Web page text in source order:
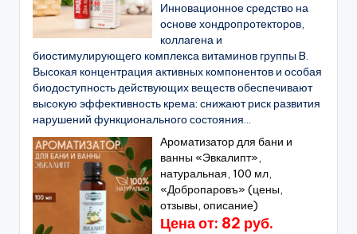
Инновационное средство на
основе хондропротекторов,
коллагена и
биостимулирующего комплекса витаминов группы B.
Высокая концентрация активных компонентов и особая
биодоступность действующих веществ обеспечивают
высокую эффективность крема: снижают риск развития
нарушений функционального состояния...
Ароматизатор для бани и
ванны «Эвкалипт»,
натуральная, 100 мл,
«Добропаровъ» (цены,
отзывы, описание)
Цена от: 82 руб.